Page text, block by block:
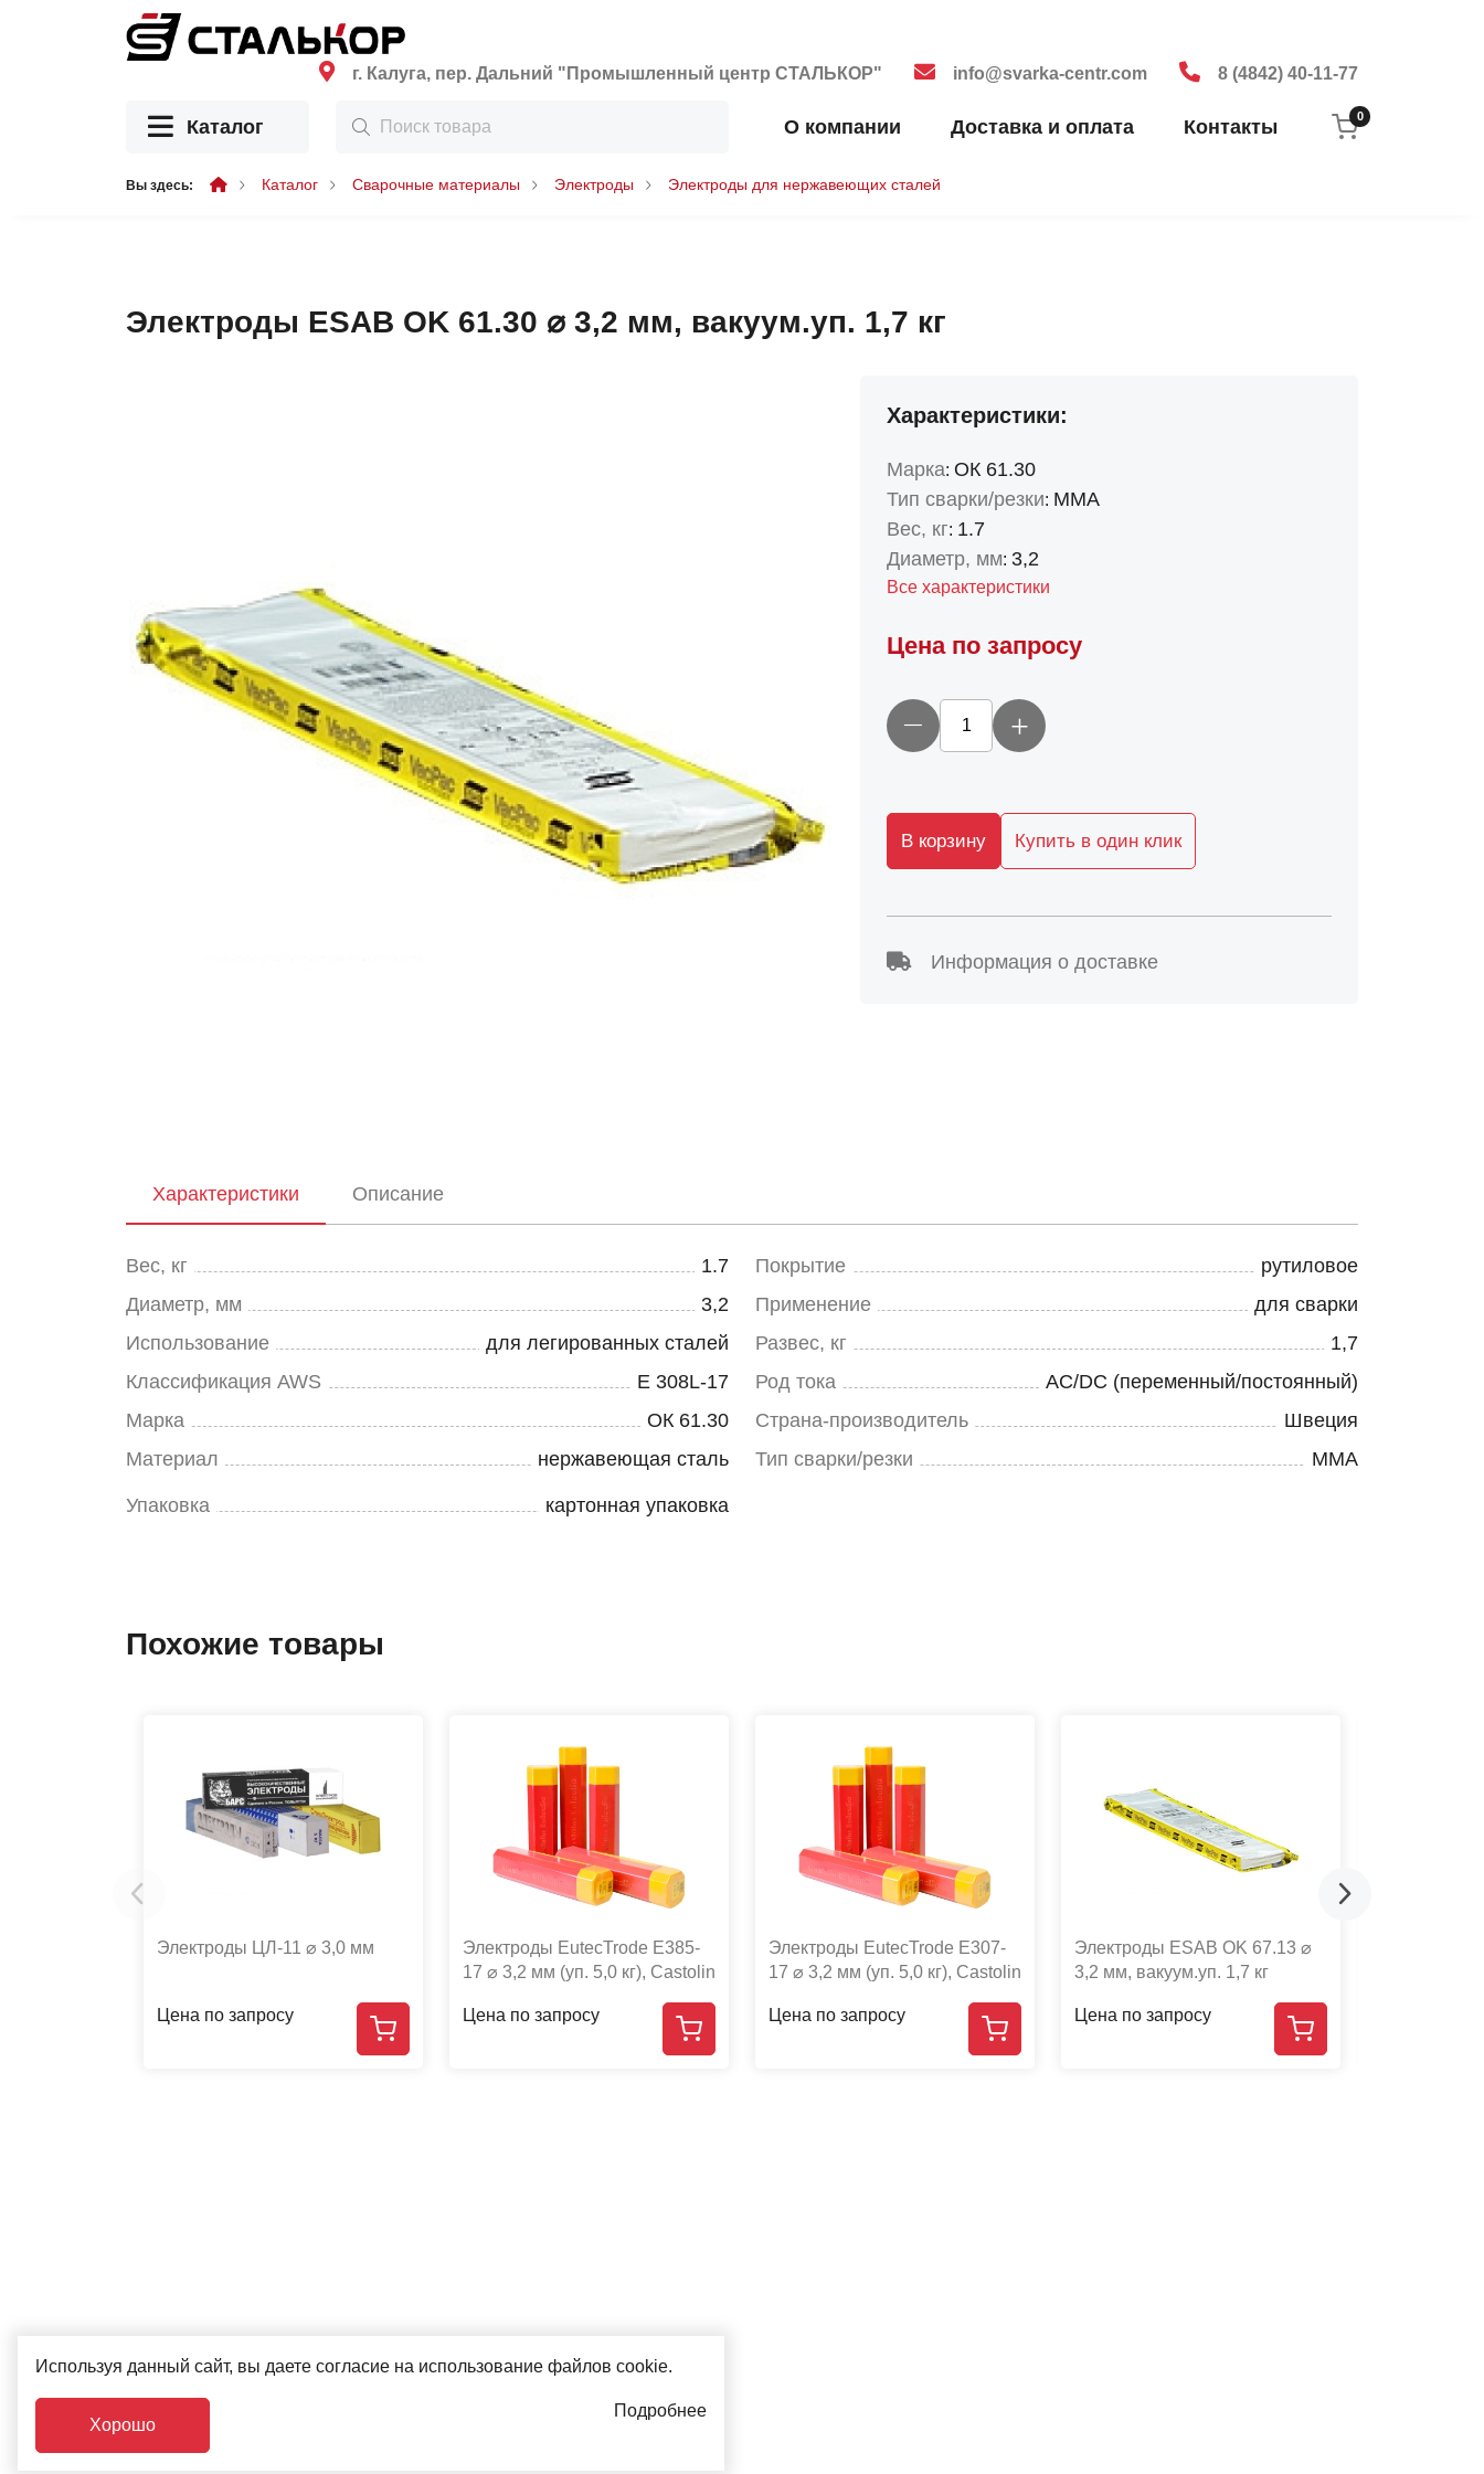
г. Калуга, пер. Дальний "Промышленный центр СТАЛЬКОР" info@svarka-centr.com 8 (4842) 40-11-77
Каталог О компании Доставка и оплата Контакты 0
Вы здесь: Каталог Сварочные материалы Электроды Электроды для нержавеющих сталей
Электроды ESAB OK 61.30 ⌀ 3,2 мм, вакуум.уп. 1,7 кг
Характеристики:
Марка: ОК 61.30
Тип сварки/резки: MMA
Вес, кг: 1.7
Диаметр, мм: 3,2
Все характеристики
Цена по запросу
В корзину Купить в один клик
Информация о доставке
Характеристики Описание
Вес, кг
1.7
Диаметр, мм
3,2
Использование
для легированных сталей
Классификация AWS
E 308L-17
Марка
ОК 61.30
Материал
нержавеющая сталь
Покрытие
рутиловое
Применение
для сварки
Развес, кг
1,7
Род тока
AC/DC (переменный/постоянный)
Страна-производитель
Швеция
Тип сварки/резки
MMA
Упаковка картонная упаковка
Похожие товары
Электроды ЦЛ-11 ⌀ 3,0 мм
Цена по запросу
Электроды EutecTrode E385-
17 ⌀ 3,2 мм (уп. 5,0 кг), Castolin
Цена по запросу
Электроды EutecTrode E307-
17 ⌀ 3,2 мм (уп. 5,0 кг), Castolin
Цена по запросу
Электроды ESAB OK 67.13 ⌀
3,2 мм, вакуум.уп. 1,7 кг
Цена по запросу
Используя данный сайт, вы даете согласие на использование файлов cookie.
Хорошо
Подробнее